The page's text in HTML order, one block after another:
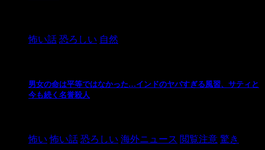
怖い話 恐ろしい 自然
男女の命は平等ではなかった…インドのヤバすぎる風習、サティと
今も続く名誉殺人
怖い 怖い話 恐ろしい 海外ニュース 閲覧注意 驚き